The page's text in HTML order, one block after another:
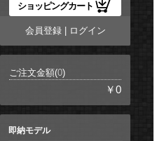
ショッピングカート
会員登録| ログイン
ご注文金額(0)
￥0
即納モデル